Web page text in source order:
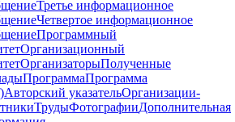
Третье информационное
Четвертое информационное
Программный
Организационный
ОрганизаторыПолученные
ПрограммаПрограмма
Авторский указательОрганизации-
ТрудыФотографииДополнительная